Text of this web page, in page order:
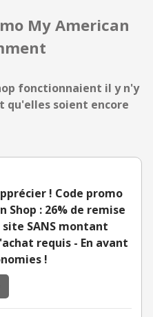
My American
fonctionnaient il y n'y
qu'elles soient encore
! Code promo
Shop : 26% de remise
site SANS montant
requis - En avant
!